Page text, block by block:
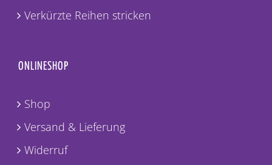
Verkürzte Reihen stricken
ONLINESHOP
Shop
Versand & Lieferung
Widerruf